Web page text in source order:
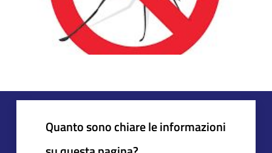
Quanto sono chiare le informazioni